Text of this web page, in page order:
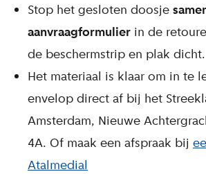
Stop het gesloten doosje
aanvraagformulier in de
de beschermstrip en plak dicht.
Het materiaal is klaar om in te
envelop direct af bij het
Amsterdam, Nieuwe
4A. Of maak een afspraak bij
Atalmedial